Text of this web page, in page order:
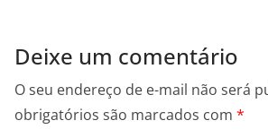
Deixe um comentário
O seu endereço de e-mail não será
obrigatórios são marcados com *